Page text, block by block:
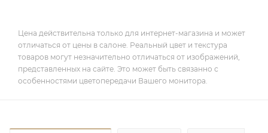
Цена действительна только для интернет-магазина и может
отличаться от цены в салоне. Реальный цвет и текстура
товаров могут незначительно отличаться от изображений,
представленных на сайте. Это может быть связанно с
особенностями цветопередачи Вашего монитора.